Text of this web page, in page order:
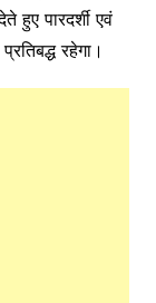
हुए पारदर्शी एवं
रहेगा।